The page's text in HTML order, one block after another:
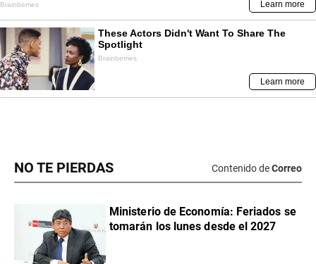
NO TE PIERDAS Contenido deCorreo
Ministerio de Economía: Feriados se
tomarán los lunes desde el 2027